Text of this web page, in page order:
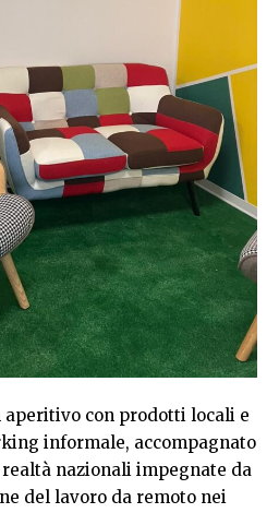
aperitivo con prodotti locali e
informale, accompagnato
nazionali impegnate da
del lavoro da remoto nei